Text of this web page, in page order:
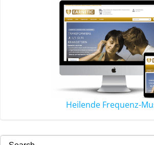
Heilende Frequenz-